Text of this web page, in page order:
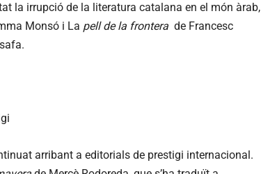
la irrupció de la literatura catalana en el món àrab,
Monsó i La pell de la frontera de Francesc
arribant a editorials de prestigi internacional.